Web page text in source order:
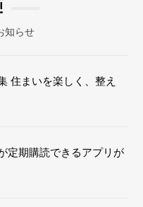
知らせ
住まいを楽しく、整え
定期購読できるアプリが